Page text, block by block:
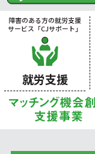
障害のある方の就労支援
サービス「CJサポート」
就労支援